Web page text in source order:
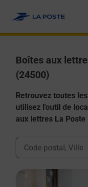
Boîtes aux
(24500)
Retrouvez toutes
utilisez l'outil de
aux lettres La
Ville, Département,